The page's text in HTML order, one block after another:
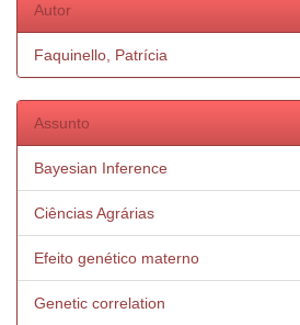
Autor
Faquinello, Patrícia
Assunto
Bayesian Inference
Ciências Agrárias
Efeito genético materno
Genetic correlation